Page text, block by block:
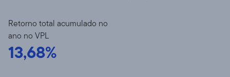
Retorno total acumulado no
ano no VPL
13,68%